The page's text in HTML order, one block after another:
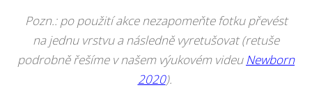
Pozn.: po použití akce nezapomeňte fotku převést
na jednu vrstvu a následně vyretušovat (retuše
podrobně řešíme v našem výukovém videuNewborn
2020).